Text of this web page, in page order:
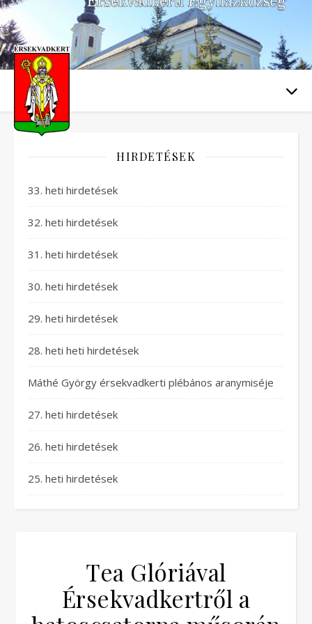
HIRDETÉSEK
33. heti hirdetések
32. heti hirdetések
31. heti hirdetések
30. heti hirdetések
29. heti hirdetések
28. heti heti hirdetések
Máthé György érsekvadkerti plébános aranymiséje
27. heti hirdetések
26. heti hirdetések
25. heti hirdetések
Tea Glóriával
Érsekvadkertről a